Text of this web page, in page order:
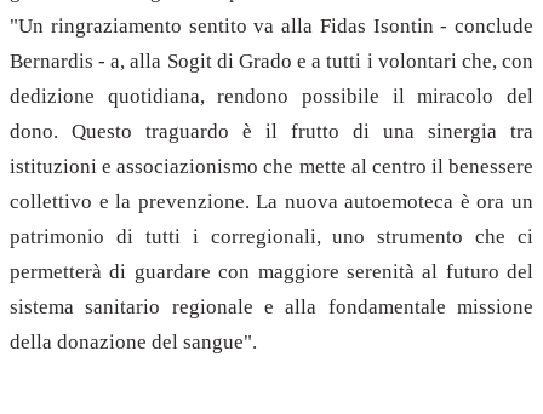
"Un ringraziamento sentito va alla Fidas Isontin - conclude
Bernardis - a, alla Sogit di Grado e a tutti i volontari che, con
dedizione quotidiana, rendono possibile il miracolo del
dono. Questo traguardo è il frutto di una sinergia tra
istituzioni e associazionismo che mette al centro il benessere
collettivo e la prevenzione. La nuova autoemoteca è ora un
patrimonio di tutti i corregionali, uno strumento che ci
permetterà di guardare con maggiore serenità al futuro del
sistema sanitario regionale e alla fondamentale missione
della donazione del sangue".